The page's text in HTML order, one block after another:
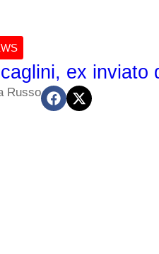
ex
Russo